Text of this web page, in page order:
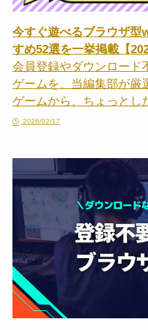
今すぐ遊べるブラウザ型
すめ52選を一挙掲載【
会員登録やダウンロード
ゲームを、当編集部が厳
ゲームから、ちょっとし
2026/02/17